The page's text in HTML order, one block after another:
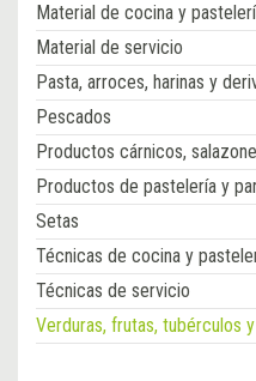
Material de cocina y
Material de servicio
Pasta, arroces, harinas y
Pescados
Productos cárnicos,
Productos de pastelería y
Setas
Técnicas de cocina y
Técnicas de servicio
Verduras, frutas, tubérculos